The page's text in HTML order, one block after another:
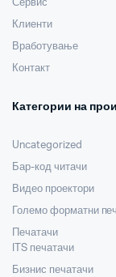
Сервис
Клиенти
Вработување
Контакт
Категории на
Uncategorized
Бар-код читачи
Видео проектори
Големо форматни
Печатачи
ITS печатачи
Бизнис печатачи